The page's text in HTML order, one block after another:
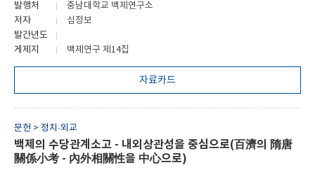
발행처
충남대학교 백제연구소
저자
심정보
발간년도
게제지
백제연구 제14집
자료카드
문헌 > 정치·외교
백제의 수당관계소고 - 내외상관성을 중심으로(百濟의 隋唐
關係小考 - 內外相關性을 中心으로)